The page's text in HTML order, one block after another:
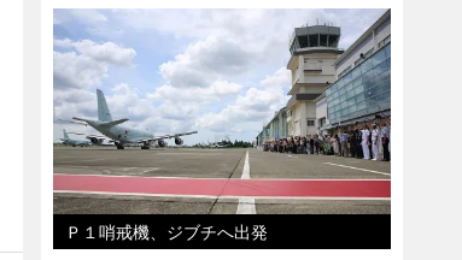
Ｐ１哨戒機、ジブチへ出発